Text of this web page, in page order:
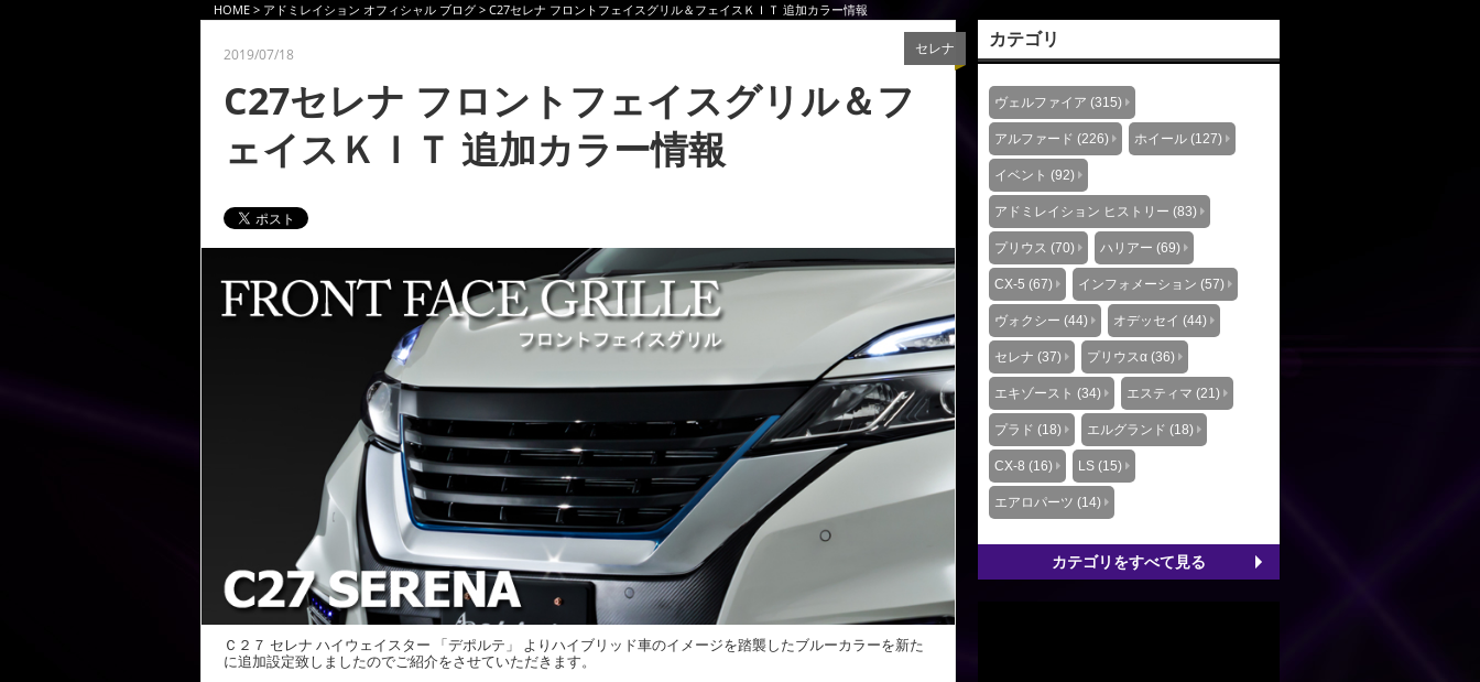
HOME > アドミレイション オフィシャル ブログ > C27セレナ フロントフェイスグリル＆フェイスＫＩＴ 追加カラー情報
セレナ
2019/07/18
C27セレナ フロントフェイスグリル＆フ
ェイスＫＩＴ 追加カラー情報
Ｃ２７ セレナ ハイウェイスター 「デポルテ」 よりハイブリッド車のイメージを踏襲したブルーカラーを新た
に追加設定致しましたのでご紹介をさせていただきます。
カテゴリ
ヴェルファイア (315)
アルファード (226) ホイール (127)
イベント (92)
アドミレイション ヒストリー (83)
プリウス (70) ハリアー (69)
CX-5 (67) インフォメーション (57)
ヴォクシー (44) オデッセイ (44)
セレナ (37) プリウスα (36)
エキゾースト (34) エスティマ (21)
プラド (18) エルグランド (18)
CX-8 (16) LS (15)
エアロパーツ (14)
カテゴリをすべて見る